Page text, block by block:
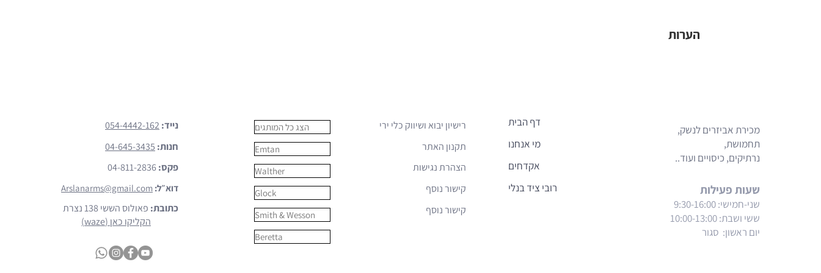
הערות
נייד: 054-4442-162
חנות: 04-645-3435
פקס:04-811-2836
דוא״ל: Arslanarms@gmail.com
כתובת: פאולוס הששי 138 נצרת
הקליקו כאן (waze)
הצג כל המותגים
Emtan
Walther
Glock
Smith & Wesson
Beretta
רישיון יבוא ושיווק כלי ירי
תקנון האתר
הצהרת נגישות
קישור נוסף
קישור נוסף
דף הבית
מי אנחנו
אקדחים
רובי ציד בנלי
מכירת אביזרים לנשק,
תחמושת,
נרתיקים, כיסויים ועוד..
שעות פעילות
שני-חמישי: 9:30-16:00
ששי ושבת: 10:00-13:00
יום ראשון: סגור